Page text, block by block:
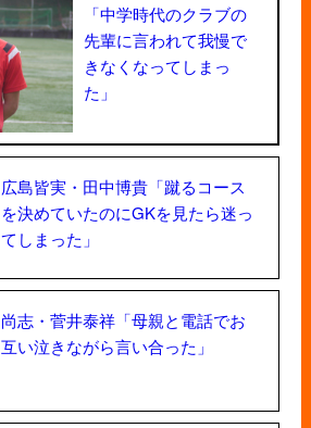
「中学時代のクラブの
先輩に言われて我慢で
きなくなってしまっ
た」
広島皆実・田中博貴「蹴るコース
を決めていたのにGKを見たら迷っ
てしまった」
尚志・菅井泰祥「母親と電話でお
互い泣きながら言い合った」